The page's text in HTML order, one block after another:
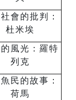
會的批判：
杜⽶埃
⾵光：羅特
列克
民的故事：
荷⾺